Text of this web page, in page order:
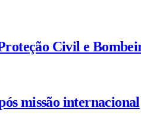
Civil e
missão internacional